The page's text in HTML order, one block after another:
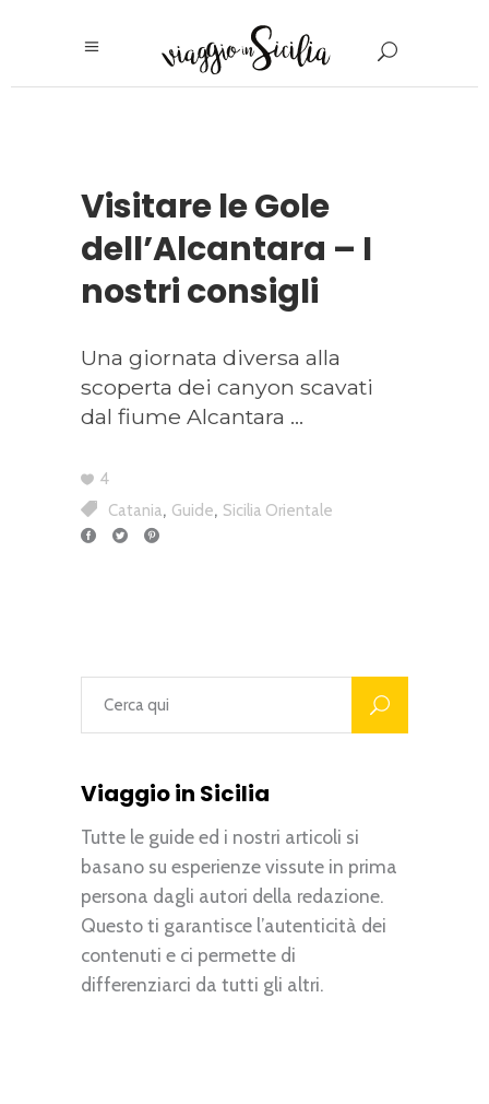
Visitare le Gole
dell’Alcantara – I
nostri consigli
Una giornata diversa alla
scoperta dei canyon scavati
dal fiume Alcantara
4
Catania, Guide, Sicilia Orientale
Viaggio in Sicilia
Tutte le guide ed i nostri articoli si
basano su esperienze vissute in prima
persona dagli autori della redazione.
Questo ti garantisce l’autenticità dei
contenuti e ci permette di
differenziarci da tutti gli altri.